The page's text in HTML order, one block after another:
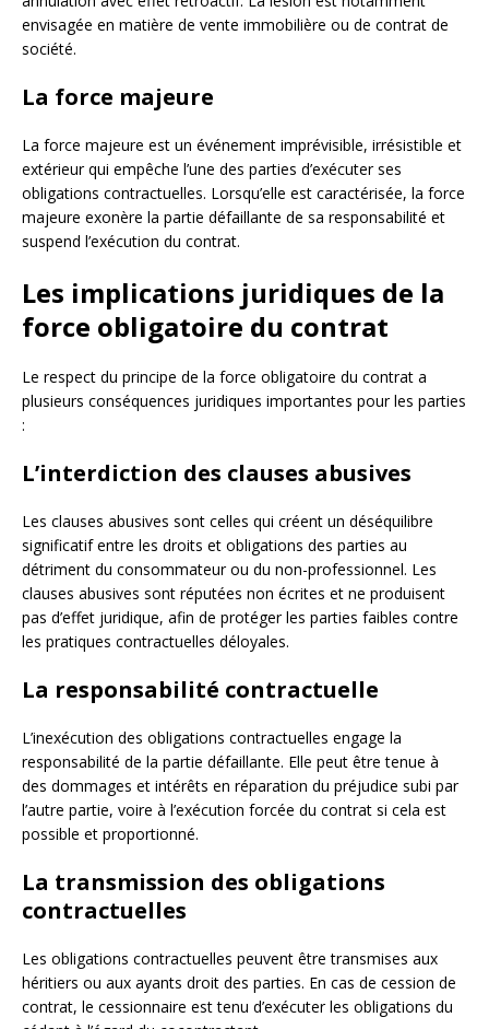
envisagée en matière de vente immobilière ou de contrat de
société.
La force majeure
La force majeure est un événement imprévisible, irrésistible et
extérieur qui empêche l’une des parties d’exécuter ses
obligations contractuelles. Lorsqu’elle est caractérisée, la force
majeure exonère la partie défaillante de sa responsabilité et
suspend l’exécution du contrat.
Les implications juridiques de la
force obligatoire du contrat
Le respect du principe de la force obligatoire du contrat a
plusieurs conséquences juridiques importantes pour les parties
:
L’interdiction des clauses abusives
Les clauses abusives sont celles qui créent un déséquilibre
significatif entre les droits et obligations des parties au
détriment du consommateur ou du non-professionnel. Les
clauses abusives sont réputées non écrites et ne produisent
pas d’effet juridique, afin de protéger les parties faibles contre
les pratiques contractuelles déloyales.
La responsabilité contractuelle
L’inexécution des obligations contractuelles engage la
responsabilité de la partie défaillante. Elle peut être tenue à
des dommages et intérêts en réparation du préjudice subi par
l’autre partie, voire à l’exécution forcée du contrat si cela est
possible et proportionné.
La transmission des obligations
contractuelles
Les obligations contractuelles peuvent être transmises aux
héritiers ou aux ayants droit des parties. En cas de cession de
contrat, le cessionnaire est tenu d’exécuter les obligations du